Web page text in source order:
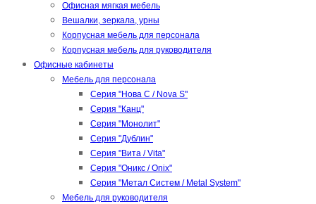
Офисная мягкая мебель
Вешалки, зеркала, урны
Корпусная мебель для персонала
Корпусная мебель для руководителя
Офисные кабинеты
Мебель для персонала
Серия "Нова С / Nova S"
Серия "Канц"
Серия "Монолит"
Серия "Дублин"
Серия "Вита / Vita"
Серия "Оникс / Onix"
Серия "Метал Систем / Metal System"
Мебель для руководителя